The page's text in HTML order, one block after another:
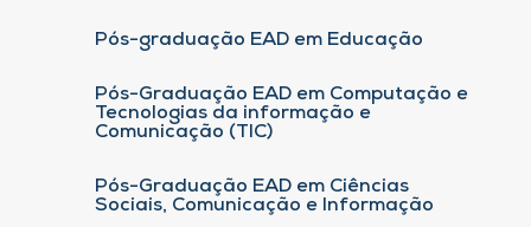
Pós-graduação EAD em Educação
Pós-Graduação EAD em Computação e
Tecnologias da informação e
Comunicação (TIC)
Pós-Graduação EAD em Ciências
Sociais, Comunicação e Informação